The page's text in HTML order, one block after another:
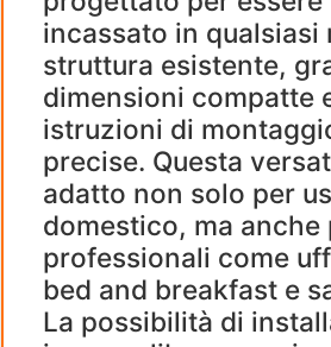
incassato in qualsiasi
struttura esistente,
dimensioni compatte
istruzioni di
precise. Questa
adatto non solo per
domestico, ma anche
professionali come
bed and breakfast e
La possibilità di